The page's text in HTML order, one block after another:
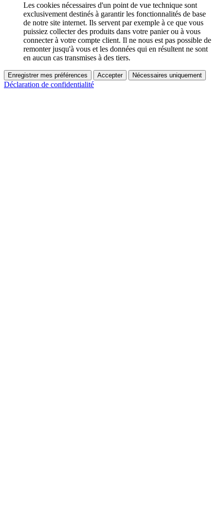
Les cookies nécessaires d'un point de vue technique sont
exclusivement destinés à garantir les fonctionnalités de base
de notre site internet. Ils servent par exemple à ce que vous
puissiez collecter des produits dans votre panier ou à vous
connecter à votre compte client. Il ne nous est pas possible de
remonter jusqu'à vous et les données qui en résultent ne sont
en aucun cas transmises à des tiers.
Enregistrer mes préférences Accepter Nécessaires uniquement
Déclaration de confidentialité